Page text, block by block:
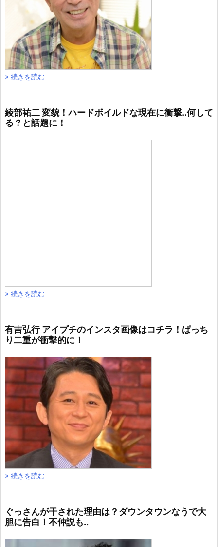
» 続きを読む
綾部祐二 変貌！ハードボイルドな現在に衝撃..何して
る？と話題に！
» 続きを読む
有吉弘行 アイプチのインスタ画像はコチラ！ぱっち
り二重が衝撃的に！
» 続きを読む
ぐっさんが干された理由は？ダウンタウンなうで大
胆に告白！不仲説も..